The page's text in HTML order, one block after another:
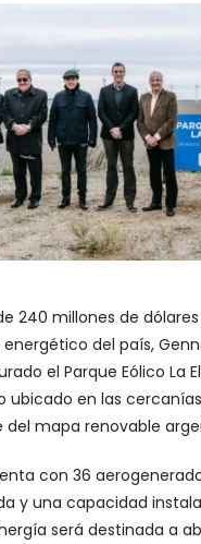
240 millones de
del país,
el Parque Eólico La
ubicado en las
mapa renovable
con 36
y una capacidad
será destinada a